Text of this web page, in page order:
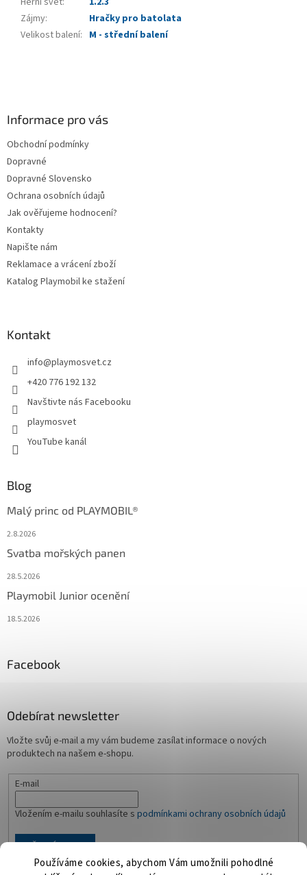
Používáme cookies, abychom Vám umožnili pohodlné
Zájmy:
Hračky pro batolata
Velikost balení: M - střední balení
Informace pro vás
Obchodní podmínky
Dopravné
Dopravné Slovensko
Ochrana osobních údajů
Jak ověřujeme hodnocení?
Kontakty
Napište nám
Reklamace a vrácení zboží
Katalog Playmobil ke stažení
Kontakt
info@playmosvet.cz
+420 776 192 132
Navštivte nás Facebooku
playmosvet
YouTube kanál
Blog
Malý princ od PLAYMOBIL®
2.8.2026
Svatba mořských panen
28.5.2026
Playmobil Junior ocenění
18.5.2026
Facebook
Odebírat newsletter
Vložte svůj e-mail a my vám budeme zasílat informace o nových
produktech na našem e-shopu.
E-mail
Vložením e-mailu souhlasíte s podmínkami ochrany osobních údajů
PŘIHLÁSIT SE